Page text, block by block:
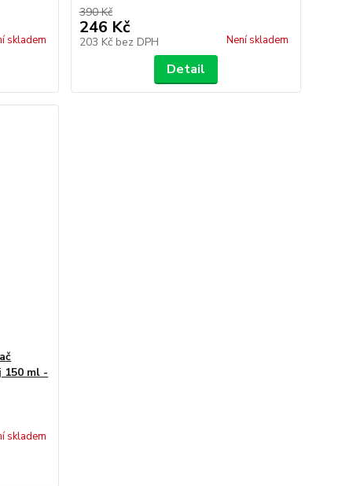
skladem
390 Kč
246 Kč
203 Kč bez DPH Není skladem
Detail
150 ml -
skladem